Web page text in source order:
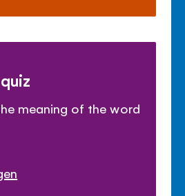
meaning of the word